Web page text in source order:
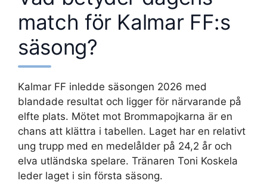
match för Kalmar FF:s
säsong?
Kalmar FF inledde säsongen 2026 med
blandade resultat och ligger för närvarande på
elfte plats. Mötet mot Brommapojkarna är en
chans att klättra i tabellen. Laget har en relativt
ung trupp med en medelålder på 24,2 år och
elva utländska spelare. Tränaren Toni Koskela
leder laget i sin första säsong.